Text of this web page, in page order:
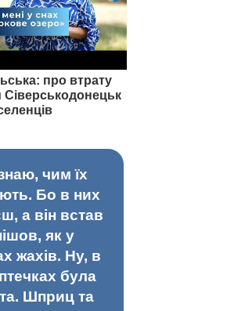
про втрату
Сіверськодонецьк
чим їх
Бо в них
а він встав
як у
жахів. Ну, в
була
Шприц та